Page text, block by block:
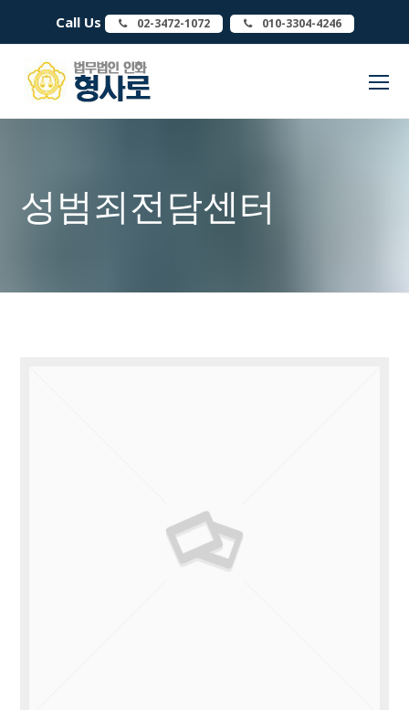
Call Us 02-3472-1072 010-3304-4246
성범죄전담센터